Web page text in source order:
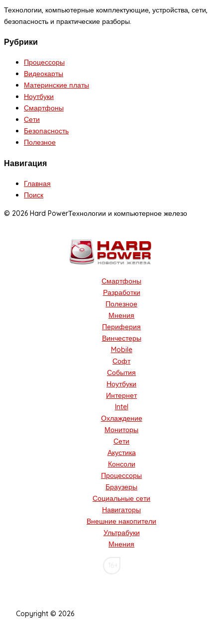
Технологии, компьютерные комплектующие, устройства, сети,
безопасность и практические разборы.
Рубрики
Процессоры
Видеокарты
Материнские платы
Ноутбуки
Смартфоны
Сети
Безопасность
Полезное
Навигация
Главная
Поиск
© 2026 Hard PowerТехнологии и компьютерное железо
Смартфоны
Разработки
Полезное
Мнения
Периферия
Винчестеры
Mobile
Софт
События
Ноутбуки
Интернет
Intel
Охлаждение
Мониторы
Сети
Акустика
Консоли
Процессоры
Браузеры
Социальные сети
Навигаторы
Внешние накопители
Ультрабуки
Мнения
Copyright © 2026